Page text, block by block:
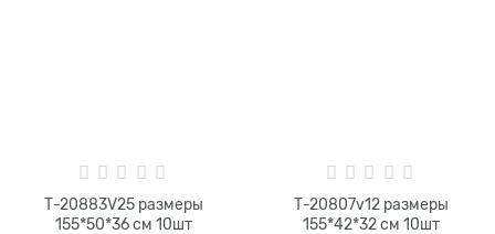
Т-20883V25 размеры
155*50*36 см 10шт
Т-20807v12 размеры
155*42*32 см 10шт